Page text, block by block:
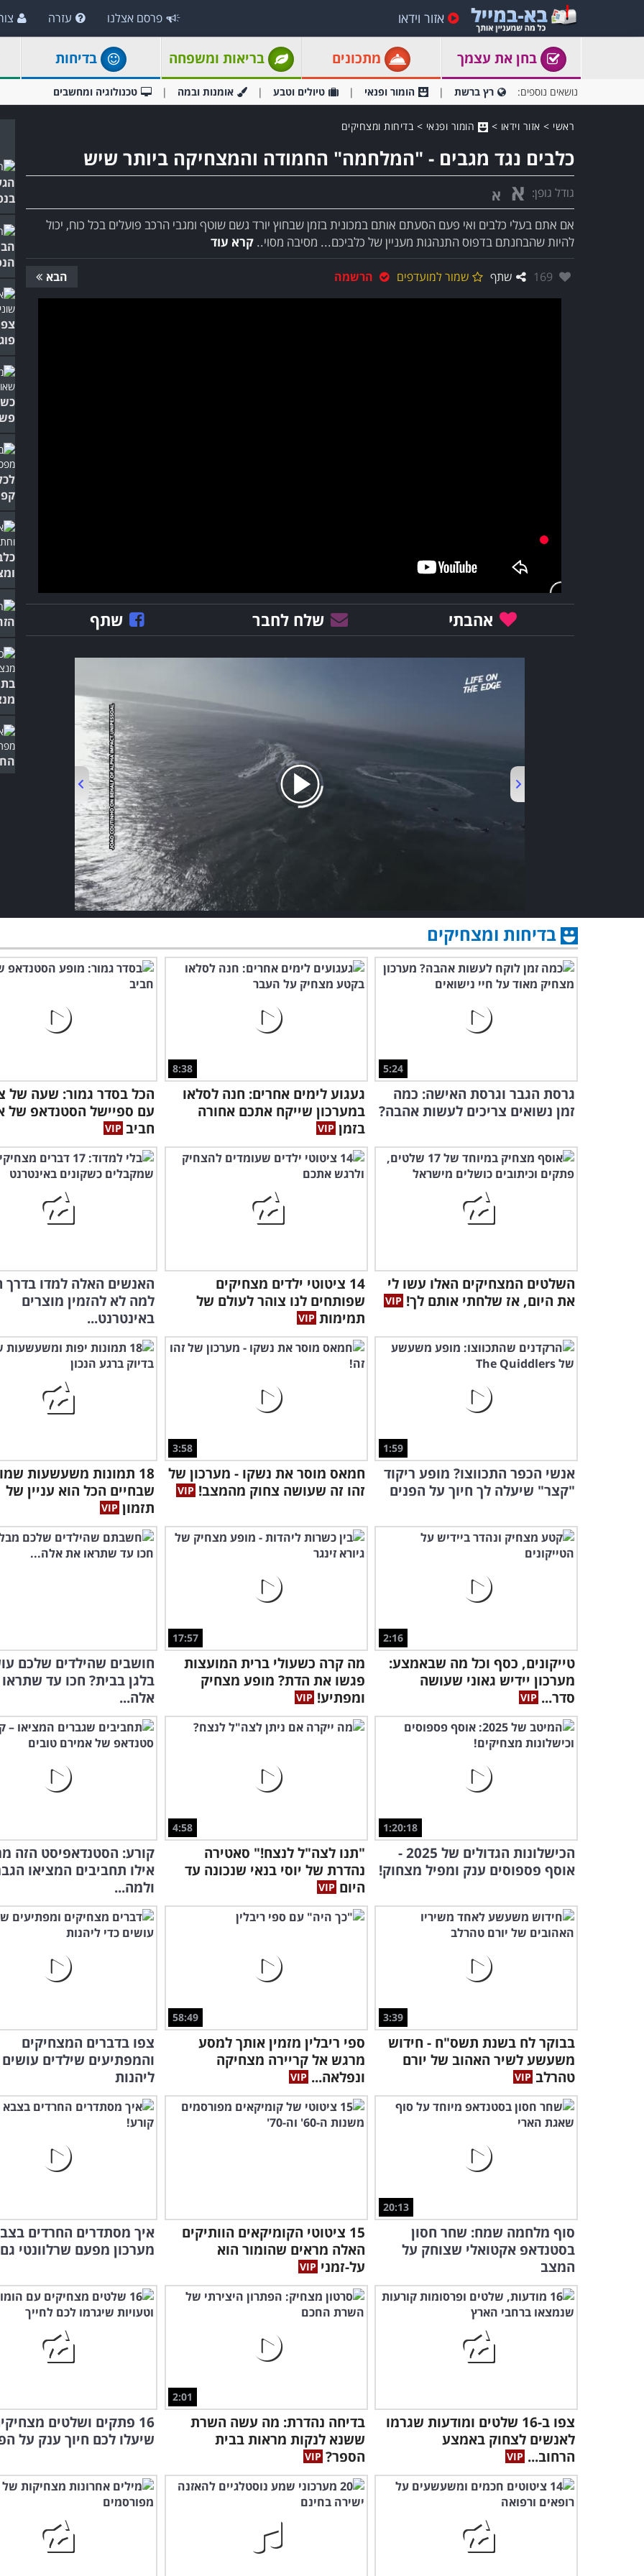
אזור וידאו פרסם אצלנו עזרה
בחן את עצמך מתכונים בריאות ומשפחה בדיחות
נושאים נוספים: רץ ברשת הומור ופנאי טיולים וטבע אומנות ובמה טכנולוגיה ומחשבים
ראשי > אזור וידאו > הומור ופנאי >בדיחות ומצחיקים
כלבים נגד מגבים - "המלחמה" החמודה והמצחיקה ביותר שיש
גודל גופן: א א
אם אתם בעלי כלבים ואי פעם הסעתם אותם במכונית בזמן שבחוץ יורד גשם שוטף ומגבי הרכב פועלים בכל כוח, יכול
להיות שהבחנתם בדפוס התנהגות מעניין של כלביכם... מסיבה מסוי.. קרא עוד
אהבו:
169 שתף שמור למועדפים הרשמה הבא
אהבתי שלח לחבר שתף
00:00/01:37
בדיחות ומצחיקים
5:24
גרסת הגבר וגרסת האישה: כמה
זמן נשואים צריכים לעשות אהבה?
8:38
געגוע לימים אחרים: חנה לסלאו
במערכון שייקח אתכם אחורה
בזמן
הכל בסדר גמור: שעה של
עם ספיישל הסטנדאפ של
חביב
השלטים המצחיקים האלו עשו לי
את היום, אז שלחתי אותם לך!
14 ציטוטי ילדים מצחיקים
שפותחים לנו צוהר לעולם של
תמימות
האנשים האלה למדו
למה לא להזמין מוצרים
באינטרנט...
1:59
אנשי הכפר התכווצו? מופע ריקוד
"קצר" שיעלה לך חיוך על הפנים
3:58
חמאס מוסר את נשקו - מערכון של
זהו זה שעושה צחוק מהמצב!
18 תמונות משעשעות
שבחיים הכל הוא עניין של
תזמון
2:16
טייקונים, כסף וכל מה שבאמצע:
מערכון יידיש גאוני שעושה
סדר...
17:57
מה קרה כשעולי ברית המועצות
פגשו את הדת? מופע מצחיק
ומפתיע!
חושבים שהילדים שלכם
בלגן בבית? חכו עד
אלה...
1:20:18
הכישלונות הגדולים של 2025 -
אוסף פספוסים ענק ומפיל מצחוק!
4:58
"תנו לצה"ל לנצח!" סאטירה
נהדרת של יוסי בנאי שנכונה עד
היום
קורע: הסטנדאפיסט הזה
אילו תחביבים המציאו
ולמה...
3:39
בבוקר לח בשנת תשס"ח - חידוש
משעשע לשיר האהוב של יורם
טהרלב
58:49
ספי ריבלין מזמין אותך למסע
מרגש אל קריירה מצחיקה
ונפלאה...
צפו בדברים המצחיקים
והמפתיעים שילדים עושים
ליהנות
20:13
סוף מלחמה שמח: שחר חסון
בסטנדאפ אקטואלי שצוחק על
המצב
15 ציטוטי הקומיקאים הוותיקים
האלה מראים שהומור הוא
על-זמני
איך מסתדרים החרדים
מערכון מפעם שרלוונטי
צפו ב-16 שלטים ומודעות שגרמו
לאנשים לצחוק באמצע
הרחוב...
2:01
בדיחה נהדרת: מה עשה השרת
ששנא לנקות מראות בבית
הספר?
16 פתקים ושלטים
שיעלו לכם חיוך ענק על